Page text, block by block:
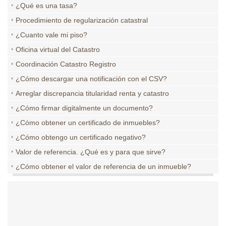
¿Qué es una tasa?
Procedimiento de regularización catastral
¿Cuanto vale mi piso?
Oficina virtual del Catastro
Coordinación Catastro Registro
¿Cómo descargar una notificación con el CSV?
Arreglar discrepancia titularidad renta y catastro
¿Cómo firmar digitalmente un documento?
¿Cómo obtener un certificado de inmuebles?
¿Cómo obtengo un certificado negativo?
Valor de referencia. ¿Qué es y para que sirve?
¿Cómo obtener el valor de referencia de un inmueble?